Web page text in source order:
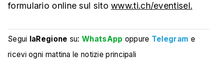
formulario online sul sitowww.ti.ch/eventisel.
Segui laRegione su:WhatsApp oppure Telegram e
ricevi ogni mattina le notizie principali